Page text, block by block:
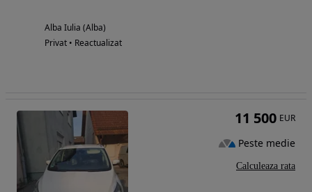
Alba Iulia (Alba)
Privat • Reactualizat
11 500 EUR
Peste medie
Calculeaza rata